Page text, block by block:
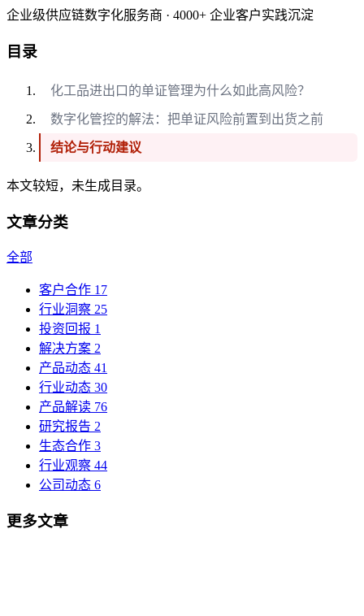
企业级供应链数字化服务商 · 4000+ 企业客户实践沉淀
目录
化工品进出口的单证管理为什么如此高风险？
数字化管控的解法：把单证风险前置到出货之前
结论与行动建议
本文较短，未生成目录。
文章分类
全部
客户合作 17
行业洞察 25
投资回报 1
解决方案 2
产品动态 41
行业动态 30
产品解读 76
研究报告 2
生态合作 3
行业观察 44
公司动态 6
更多文章